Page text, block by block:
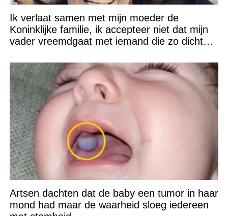
Ik verlaat samen met mijn moeder de
Koninklijke familie, ik accepteer niet dat mijn
vader vreemdgaat met iemand die zo dichtbij
Artsen dachten dat de baby een tumor in haar
mond had maar de waarheid sloeg iedereen